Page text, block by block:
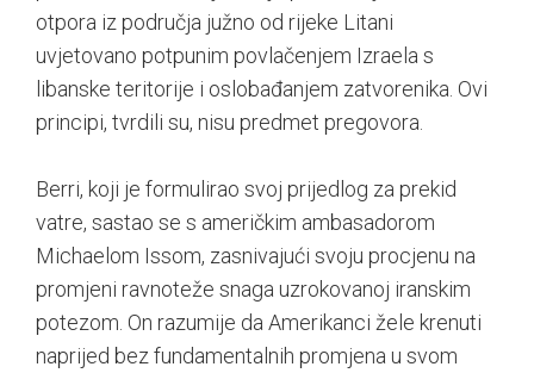
otpora iz područja južno od rijeke Litani
uvjetovano potpunim povlačenjem Izraela s
libanske teritorije i oslobađanjem zatvorenika. Ovi
principi, tvrdili su, nisu predmet pregovora.
Berri, koji je formulirao svoj prijedlog za prekid
vatre, sastao se s američkim ambasadorom
Michaelom Issom, zasnivajući svoju procjenu na
promjeni ravnoteže snaga uzrokovanoj iranskim
potezom. On razumije da Amerikanci žele krenuti
naprijed bez fundamentalnih promjena u svom